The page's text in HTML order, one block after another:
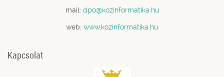
mail: dpo@kozinformatika.hu
web: www.kozinformatika.hu
Kapcsolat